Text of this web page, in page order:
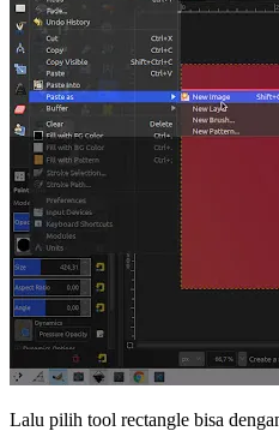
Lalu pilih tool rectangle bisa